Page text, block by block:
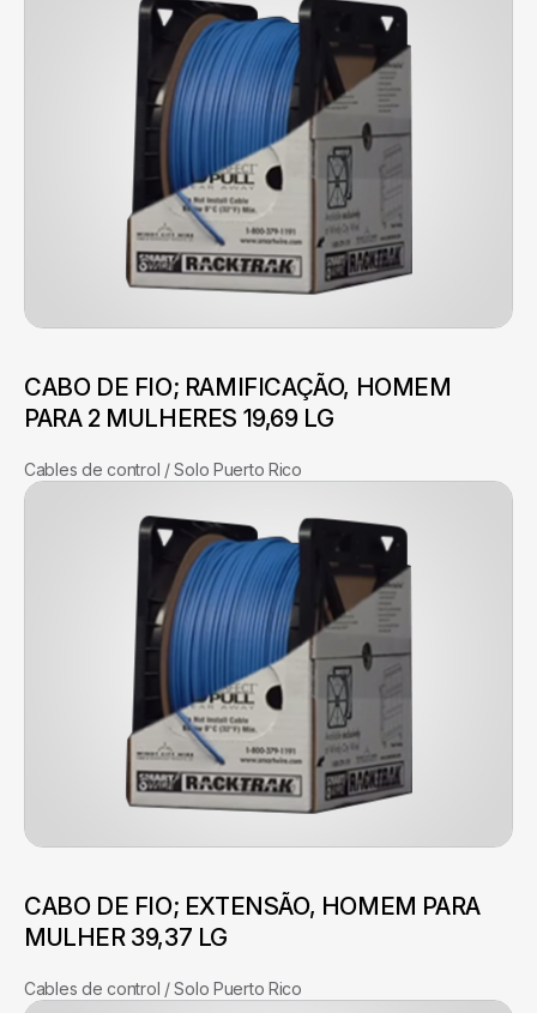
CABO DE FIO; RAMIFICAÇÃO, HOMEM
PARA 2 MULHERES 19,69 LG
Cables de control / Solo Puerto Rico
CABO DE FIO; EXTENSÃO, HOMEM PARA
MULHER 39,37 LG
Cables de control / Solo Puerto Rico